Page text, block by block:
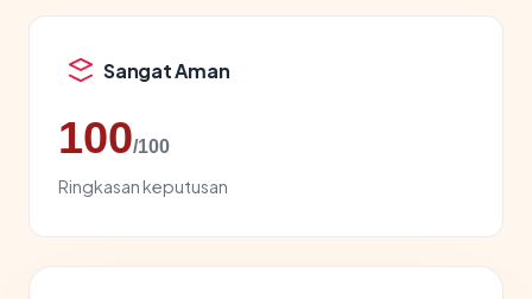
Sangat Aman
100/100
Ringkasan keputusan